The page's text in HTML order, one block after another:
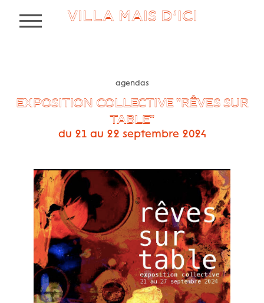
VILLA MAIS D’ICI
MENU
agendas
EXPOSITION COLLECTIVE "RÊVES SUR
TABLE"
du 21 au 22 septembre 2024